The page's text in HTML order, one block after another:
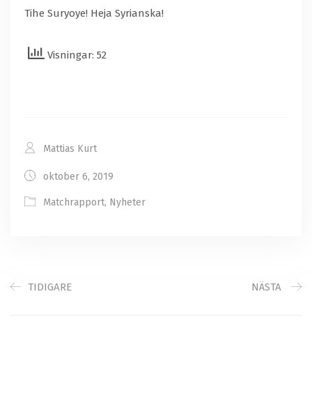
Tihe Suryoye! Heja Syrianska!
Visningar: 52
Mattias Kurt
oktober 6, 2019
Matchrapport, Nyheter
TIDIGARE NÄSTA